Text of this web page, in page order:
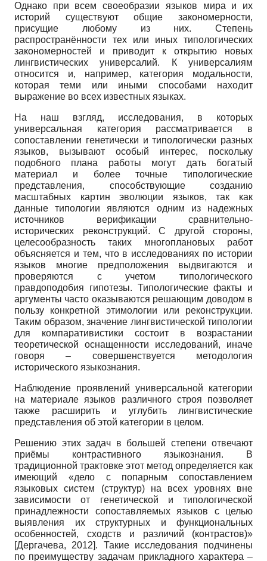
Однако при всем своеобразии языков мира и их
историй существуют общие закономерности,
присущие любому из них. Степень
распространённости тех или иных типологических
закономерностей и приводит к открытию новых
лингвистических универсалий. К универсалиям
относится и, например, категория модальности,
которая теми или иными способами находит
выражение во всех известных языках.
На наш взгляд, исследования, в которых
универсальная категория рассматривается в
сопоставлении генетически и типологически разных
языков, вызывают особый интерес, поскольку
подобного плана работы могут дать богатый
материал и более точные типологические
представления, способствующие созданию
масштабных картин эволюции языков, так как
данные типологии являются одним из надежных
источников верификации сравнительно-
исторических реконструкций. С другой стороны,
целесообразность таких многоплановых работ
объясняется и тем, что в исследованиях по истории
языков многие предположения выдвигаются и
проверяются с учетом типологического
правдоподобия гипотезы. Типологические факты и
аргументы часто оказываются решающим доводом в
пользу конкретной этимологии или реконструкции.
Таким образом, значение лингвистической типологии
для компаративистики состоит в возрастании
теоретической оснащенности исследований, иначе
говоря – совершенствуется методология
исторического языкознания.
Наблюдение проявлений универсальной категории
на материале языков различного строя позволяет
также расширить и углубить лингвистические
представления об этой категории в целом.
Решению этих задач в большей степени отвечают
приёмы контрастивного языкознания. В
традиционной трактовке этот метод определяется как
имеющий «дело с попарным сопоставлением
языковых систем (структур) на всех уровнях вне
зависимости от генетической и типологической
принадлежности сопоставляемых языков с целью
выявления их структурных и функциональных
особенностей, сходств и различий (контрастов)»
[Дергачева, 2012]. Такие исследования подчинены
по преимуществу задачам прикладного характера –